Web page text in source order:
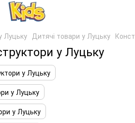
Луцьку Дитячі товари у Луцьку
у Луцьку
у Луцьку
у Луцьку
у Луцьку